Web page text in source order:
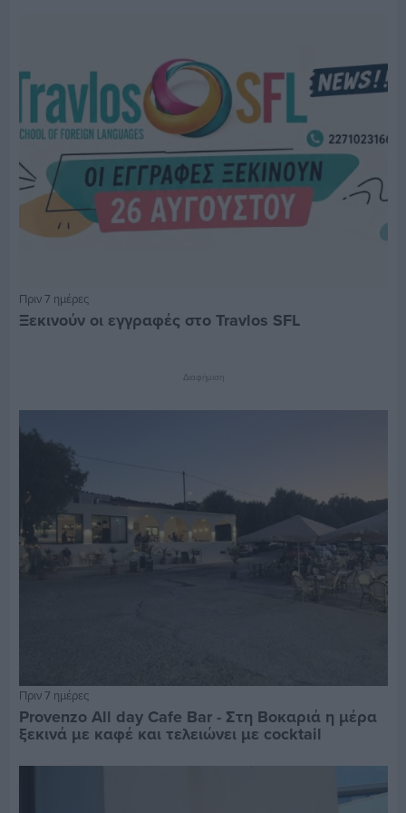
Πριν 7 ημέρες
Ξεκινούν οι εγγραφές στο Travlos SFL
Διαφήμιση
Πριν 7 ημέρες
Provenzo All day Cafe Bar - Στη Βοκαριά η μέρα
ξεκινά με καφέ και τελειώνει με cocktail